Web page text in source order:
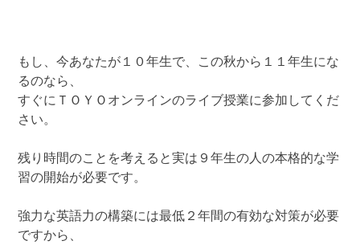
もし、今あなたが１０年生で、この秋から１１年生にな
るのなら、
すぐにＴＯＹＯオンラインのライブ授業に参加してくだ
さい。
残り時間のことを考えると実は９年生の人の本格的な学
習の開始が必要です。
強力な英語力の構築には最低２年間の有効な対策が必要
ですから、